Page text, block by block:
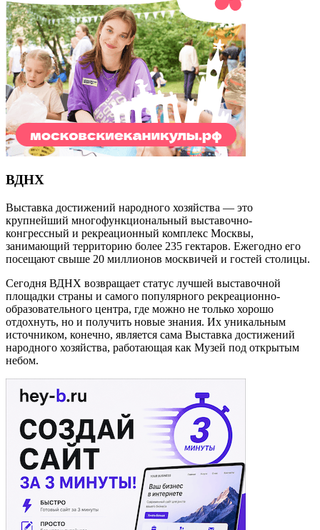
ВДНХ
Выставка достижений народного хозяйства — это
крупнейший многофункциональный выставочно-
конгрессный и рекреационный комплекс Москвы,
занимающий территорию более 235 гектаров. Ежегодно его
посещают свыше 20 миллионов москвичей и гостей столицы.
Сегодня ВДНХ возвращает статус лучшей выставочной
площадки страны и самого популярного рекреационно-
образовательного центра, где можно не только хорошо
отдохнуть, но и получить новые знания. Их уникальным
источником, конечно, является сама Выставка достижений
народного хозяйства, работающая как Музей под открытым
небом.